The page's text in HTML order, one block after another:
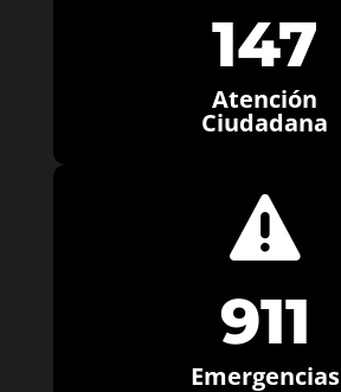
147
Atención
Ciudadana

911
Emergencias